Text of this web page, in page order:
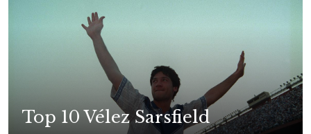
Top 10 Vélez Sarsfield